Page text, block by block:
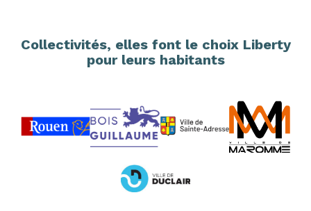
Collectivités, elles font le choix Liberty
pour leurs habitants